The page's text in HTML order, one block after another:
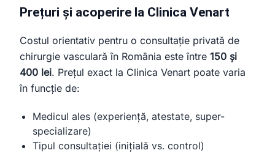
Prețuri și acoperire la Clinica Venart
Costul orientativ pentru o consultație privată de
chirurgie vasculară în România este între 150 și
400 lei. Prețul exact la Clinica Venart poate varia
în funcție de:
Medicul ales (experiență, atestate, super-
specializare)
Tipul consultației (inițială vs. control)